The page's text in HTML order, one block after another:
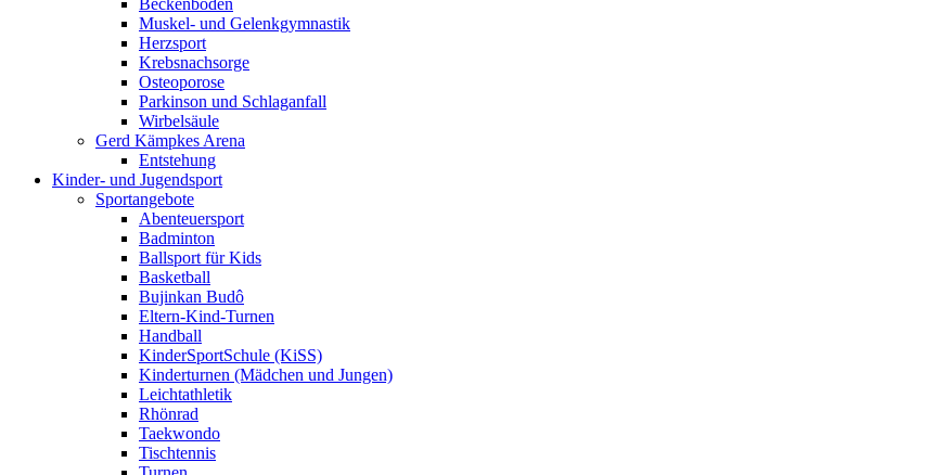
Beckenboden
Muskel- und Gelenkgymnastik
Herzsport
Krebsnachsorge
Osteoporose
Parkinson und Schlaganfall
Wirbelsäule
Gerd Kämpkes Arena
Entstehung
Kinder- und Jugendsport
Sportangebote
Abenteuersport
Badminton
Ballsport für Kids
Basketball
Bujinkan Budô
Eltern-Kind-Turnen
Handball
KinderSportSchule (KiSS)
Kinderturnen (Mädchen und Jungen)
Leichtathletik
Rhönrad
Taekwondo
Tischtennis